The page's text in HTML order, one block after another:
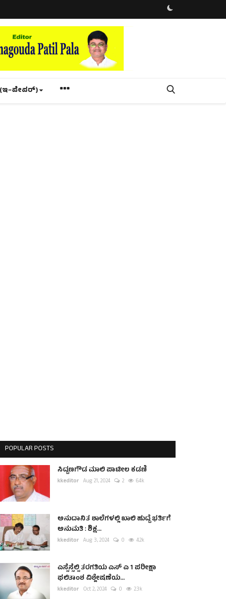
(ಇ–ಪೇಪರ್‌)
POPULAR POSTS
ಸಿದ್ದಣಗೌಡ ಮಾಲಿ ಪಾಟೀಲ ಕಡಣಿ
kkeditor Aug 21, 2024 2 6.4k
ಅನುದಾನಿತ ಶಾಲೆಗಳಲ್ಲಿ ಖಾಲಿ ಹುದ್ದೆ ಭರ್ತಿಗೆ
ಅನುಮತಿ : ಶಿಕ್ಷ...
kkeditor Aug 3, 2024 0 4.2k
ಎಸ್ಸೆಸ್ಸೆಲ್ಸಿ ತರಗತಿಯ ಎಸ್ ಎ 1 ಪರೀಕ್ಷಾ
ಫಲಿತಾಂಶ ವಿಶ್ಲೇಷಣೆಯ...
kkeditor Oct 2, 2024 0 2.3k